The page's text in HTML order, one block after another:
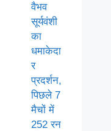
वैभव
सूर्यवंशी
का
धमाकेदा
र
प्रदर्शन,
पिछले 7
मैचों में
252 रन